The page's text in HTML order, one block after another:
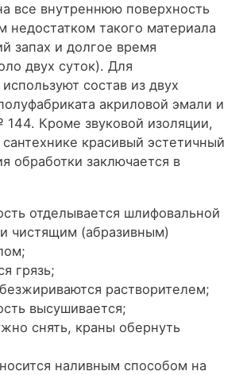
все внутреннюю поверхность
недостатком такого материала
запах и долгое время
двух суток). Для
состав из двух
акриловой эмали и
Кроме звуковой изоляции,
красивый эстетичный
обработки заключается в
отделывается шлифовальной
чистящим (абразивным)
грязь;
растворителем;
высушивается;
снять, краны обернуть
наливным способом на